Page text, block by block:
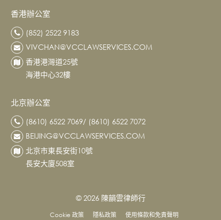
香港辦公室
(852) 2522 9183
VIVCHAN@VCCLAWSERVICES.COM
香港港灣道25號
海港中心32樓
北京辦公室
(8610) 6522 7069/ (8610) 6522 7072
BEIJING@VCCLAWSERVICES.COM
北京市東長安街10號
長安大廈508室
© 2026 陳韻雲律師行
Cookie 政策 隱私政策 使用條款和免責聲明
企
詢
築
項
目
公
勞